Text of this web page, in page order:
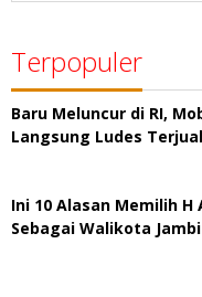
Terpopuler
Baru Meluncur di RI,
Langsung Ludes Terjual
Ini 10 Alasan Memilih H
Sebagai Walikota Jambi